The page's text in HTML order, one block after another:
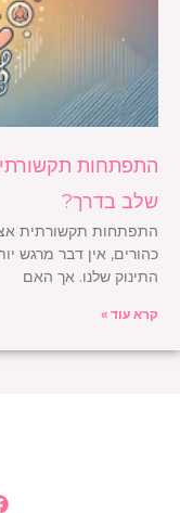
התפתחות
שלב בדרך?
התפתחות תקשורתית
כהורים, אין דבר מרגש
התינוק שלנו. אך האם
קרא עוד »